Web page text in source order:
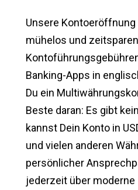
Unsere Kontoeröffnung
mühelos und
Banking-Apps in
Du ein
Beste daran: Es gibt
kannst Dein Konto in
und vielen anderen
persönlicher
jederzeit über moderne